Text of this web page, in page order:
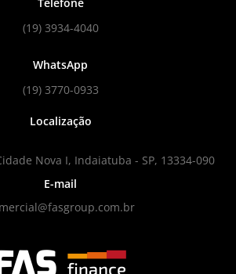
Telefone
(19) 3934-4040
WhatsApp
(19) 3770-0933
Localização
Nova I, Indaiatuba - SP, 13334-090
E-mail